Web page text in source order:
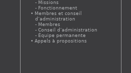
Missions
Fonctionnement
Membres et conseil
d’administration
Membres
Conseil d’administration
Équipe permanente
Appels à propositions